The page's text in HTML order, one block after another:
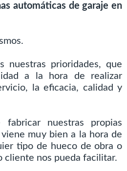
automáticas de garaje en
nuestras prioridades, que
a la hora de realizar
la eficacia, calidad y
fabricar nuestras propias
muy bien a la hora de
tipo de hueco de obra o
cliente nos pueda facilitar.